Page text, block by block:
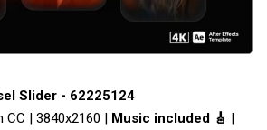
Slider - 62225124
| 3840x2160 | Music included 🎸 |